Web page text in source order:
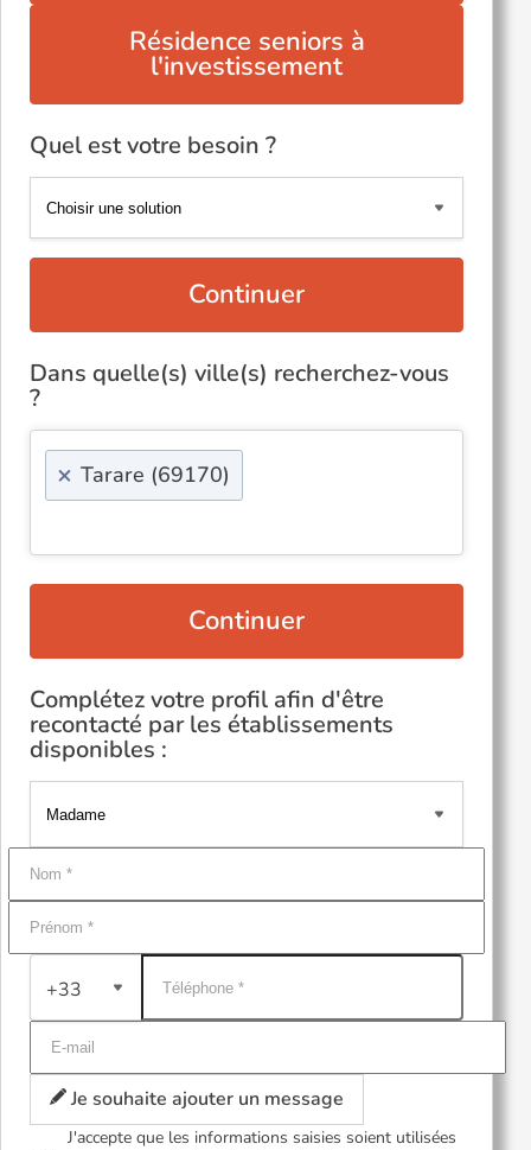
Résidence seniors à
l'investissement
Quel est votre besoin ?
Continuer
Dans quelle(s) ville(s) recherchez-vous
?
× Tarare (69170)
Continuer
Complétez votre profil afin d'être
recontacté par les établissements
disponibles :
+33
Je souhaite ajouter un message
J'accepte que les informations saisies soient utilisées